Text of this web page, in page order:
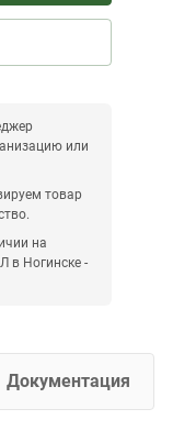
или
товар
на
в Ногинске -
Документация